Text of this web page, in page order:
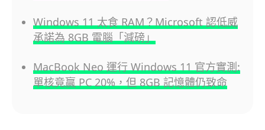
Windows 11 太食 RAM？Microsoft 認低威
承諾為 8GB 電腦「減磅」
MacBook Neo 運行 Windows 11 官方實測:
單核竟贏 PC 20%，但 8GB 記憶體仍致命